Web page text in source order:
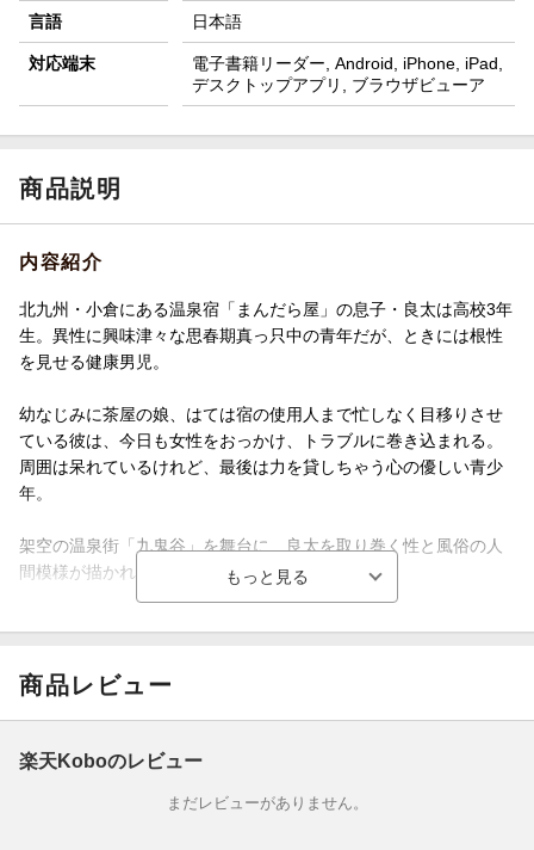
言語 日本語
対応端末
電子書籍リーダー, Android, iPhone, iPad,
デスクトップアプリ, ブラウザビューア
商品説明
内容紹介
北九州・小倉にある温泉宿「まんだら屋」の息子・良太は高校3年
生。異性に興味津々な思春期真っ只中の青年だが、ときには根性
を見せる健康男児。
幼なじみに茶屋の娘、はては宿の使用人まで忙しなく目移りさせ
ている彼は、今日も女性をおっかけ、トラブルに巻き込まれる。
周囲は呆れているけれど、最後は力を貸しちゃう心の優しい青少
年。
架空の温泉街「九鬼谷」を舞台に、良太を取り巻く性と風俗の人
間模様が描かれる名作が電子書籍となって登場。
第1話 歩行者天国
商品レビュー
楽天Koboのレビュー
まだレビューがありません。